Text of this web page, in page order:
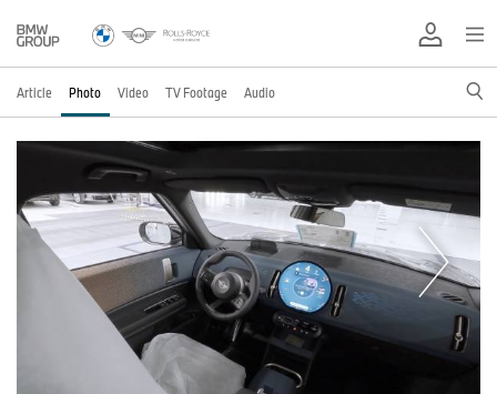
Article Photo Video TV Footage Audio